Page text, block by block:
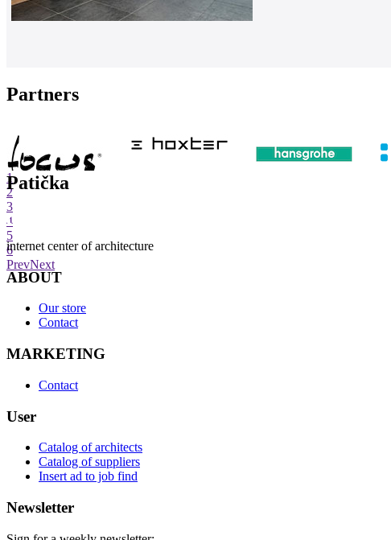
Partners
1
2
3
4
5
6
PrevNext
Patička
internet center of architecture
ABOUT
Our store
Contact
MARKETING
Contact
User
Catalog of architects
Catalog of suppliers
Insert ad to job find
Newsletter